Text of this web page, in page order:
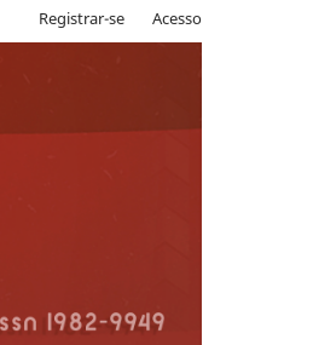
Registrar-se Acesso